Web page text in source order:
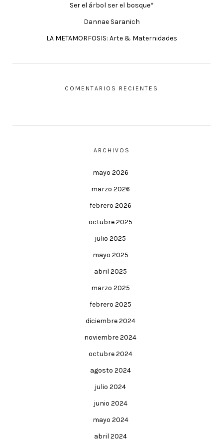
Ser el árbol ser el bosque*
Dannae Saranich
LA METAMORFOSIS: Arte & Maternidades
COMENTARIOS RECIENTES
ARCHIVOS
mayo 2026
marzo 2026
febrero 2026
octubre 2025
julio 2025
mayo 2025
abril 2025
marzo 2025
febrero 2025
diciembre 2024
noviembre 2024
octubre 2024
agosto 2024
julio 2024
junio 2024
mayo 2024
abril 2024